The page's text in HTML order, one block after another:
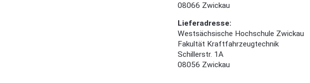
08066 Zwickau
Lieferadresse:
Westsächsische Hochschule Zwickau
Fakultät Kraftfahrzeugtechnik
Schillerstr. 1A
08056 Zwickau